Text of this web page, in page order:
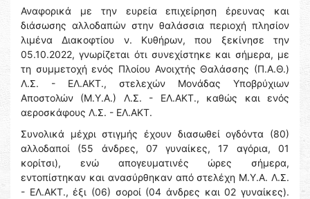
Αναφορικά με την ευρεία επιχείρηση έρευνας και
διάσωσης αλλοδαπών στην θαλάσσια περιοχή πλησίον
λιμένα Διακοφτίου ν. Κυθήρων, που ξεκίνησε την
05.10.2022, γνωρίζεται ότι συνεχίστηκε και σήμερα, με
τη συμμετοχή ενός Πλοίου Ανοιχτής Θαλάσσης (Π.Α.Θ.)
Λ.Σ. - ΕΛ.ΑΚΤ., στελεχών Μονάδας Υποβρύχιων
Αποστολών (Μ.Υ.Α.) Λ.Σ. - ΕΛ.ΑΚΤ., καθώς και ενός
αεροσκάφους Λ.Σ. - ΕΛ.ΑΚΤ.
Συνολικά μέχρι στιγμής έχουν διασωθεί ογδόντα (80)
αλλοδαποί (55 άνδρες, 07 γυναίκες, 17 αγόρια, 01
κορίτσι), ενώ απογευματινές ώρες σήμερα,
εντοπίστηκαν και ανασύρθηκαν από στελέχη Μ.Υ.Α. Λ.Σ.
- ΕΛ.ΑΚΤ., έξι (06) σοροί (04 άνδρες και 02 γυναίκες).